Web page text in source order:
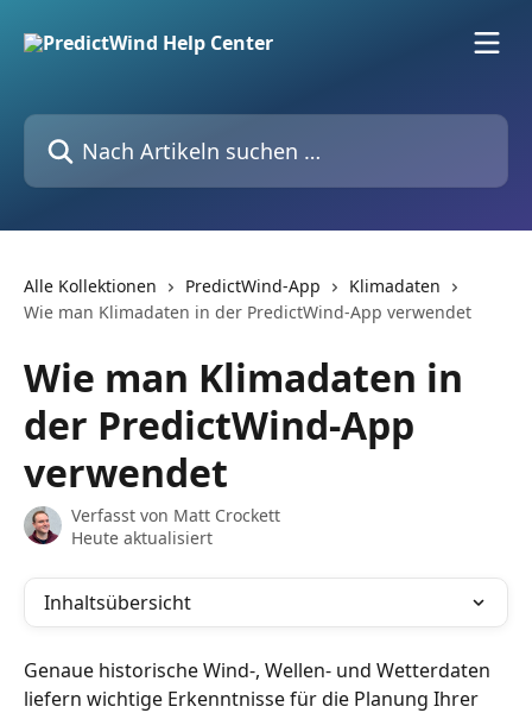
Nach Artikeln suchen …
Alle Kollektionen PredictWind-App
Klimadaten
Wie man Klimadaten in der PredictWind-App verwendet
Wie man Klimadaten in
der PredictWind-App
verwendet
Verfasst von Matt Crockett
Heute aktualisiert
Inhaltsübersicht
Genaue historische Wind-, Wellen- und Wetterdaten
liefern wichtige Erkenntnisse für die Planung Ihrer